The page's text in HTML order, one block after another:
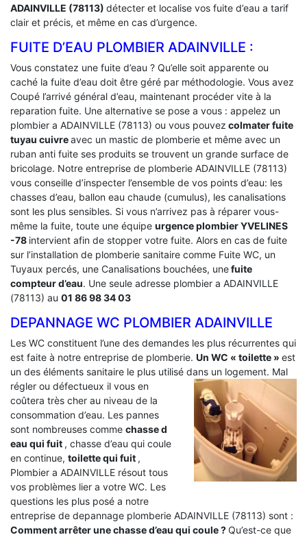
ADAINVILLE (78113) détecter et localise vos fuite d’eau a tarif
clair et précis, et même en cas d’urgence.
FUITE D’EAU PLOMBIER ADAINVILLE :
Vous constatez une fuite d’eau ? Qu’elle soit apparente ou
caché la fuite d’eau doit être géré par méthodologie. Vous avez
Coupé l’arrivé général d’eau, maintenant procéder vite à la
reparation fuite. Une alternative se pose a vous : appelez un
plombier a ADAINVILLE (78113) ou vous pouvez colmater fuite
tuyau cuivreavec un mastic de plomberie et même avec un
ruban anti fuite ses produits se trouvent un grande surface de
bricolage. Notre entreprise de plomberie ADAINVILLE (78113)
vous conseille d’inspecter l’ensemble de vos points d’eau: les
chasses d’eau, ballon eau chaude (cumulus), les canalisations
sont les plus sensibles. Si vous n’arrivez pas à réparer vous-
même la fuite, toute une équipe urgence plombier YVELINES
-78 intervient afin de stopper votre fuite. Alors en cas de fuite
sur l’installation de plomberie sanitaire comme Fuite WC, un
Tuyaux percés, une Canalisations bouchées, unefuite
compteur d’eau. Une seule adresse plombier a ADAINVILLE
(78113) au 01 86 98 34 03
DEPANNAGE WC PLOMBIER ADAINVILLE
Les WC constituent l’une des demandes les plus récurrentes qui
est faite à notre entreprise de plomberie. Un WC « toilette » est
un des éléments sanitaire le plus utilisé dans un logement. Mal
régler ou défectueux il vous en
coûtera très cher au niveau de la
consommation d’eau. Les pannes
sont nombreuses comme chasse d
eau qui fuit , chasse d’eau qui coule
en continue, toilette qui fuit ,
Plombier a ADAINVILLE résout tous
vos problèmes lier a votre WC. Les
questions les plus posé a notre
entreprise de depannage plomberie ADAINVILLE (78113) sont :
Comment arrêter une chasse d’eau qui coule ?Qu’est-ce que